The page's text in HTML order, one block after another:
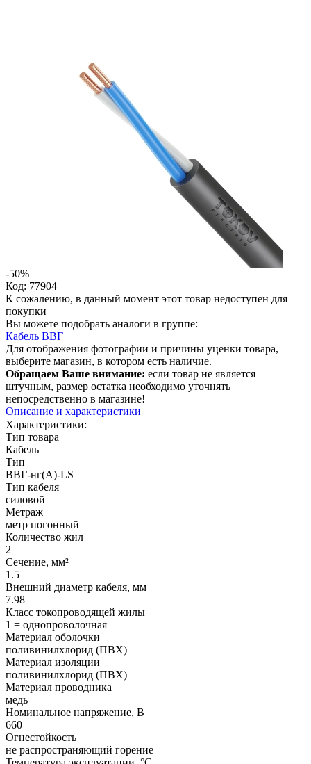
-50%
Код: 77904
К сожалению, в данный момент этот товар недоступен для
покупки
Вы можете подобрать аналоги в группе:
Кабель ВВГ
Для отображения фотографии и причины уценки товара,
выберите магазин, в котором есть наличие.
Обращаем Ваше внимание: если товар не является
штучным, размер остатка необходимо уточнять
непосредственно в магазине!
Описание и характеристики
Характеристики:
Тип товара
Кабель
Тип
ВВГ-нг(А)-LS
Тип кабеля
силовой
Метраж
метр погонный
Количество жил
2
Сечение, мм²
1.5
Внешний диаметр кабеля, мм
7.98
Класс токопроводящей жилы
1 = однопроволочная
Материал оболочки
поливинилхлорид (ПВХ)
Материал изоляции
поливинилхлорид (ПВХ)
Материал проводника
медь
Номинальное напряжение, В
660
Огнестойкость
не распространяющий горение